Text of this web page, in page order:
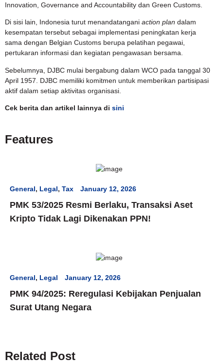
Innovation, Governance and Accountability dan Green Customs.
Di sisi lain, Indonesia turut menandatangani action plan dalam
kesempatan tersebut sebagai implementasi peningkatan kerja
sama dengan Belgian Customs berupa pelatihan pegawai,
pertukaran informasi dan kegiatan pengawasan bersama.
Sebelumnya, DJBC mulai bergabung dalam WCO pada tanggal 30
April 1957. DJBC memiliki komitmen untuk memberikan partisipasi
aktif dalam setiap aktivitas organisasi.
Cek berita dan artikel lainnya di sini
Features
General, Legal, Tax January 12, 2026
PMK 53/2025 Resmi Berlaku, Transaksi Aset
Kripto Tidak Lagi Dikenakan PPN!
General, Legal January 12, 2026
PMK 94/2025: Reregulasi Kebijakan Penjualan
Surat Utang Negara
Related Post